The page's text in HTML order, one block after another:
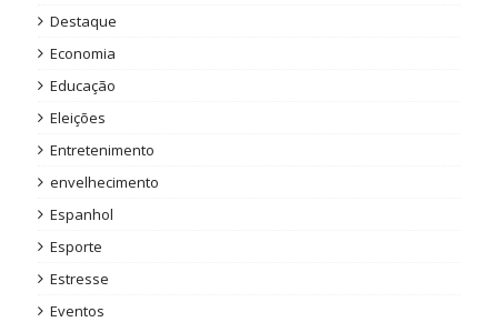
Destaque
Economia
Educação
Eleições
Entretenimento
envelhecimento
Espanhol
Esporte
Estresse
Eventos